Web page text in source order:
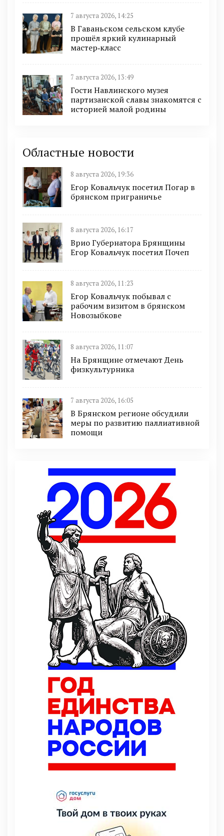
7 августа 2026, 14:25
В Гаваньском сельском клубе
прошёл яркий кулинарный
мастер‑класс
7 августа 2026, 13:49
Гости Навлинского музея
партизанской славы знакомятся с
историей малой родины
Областные новости
8 августа 2026, 19:36
Егор Ковальчук посетил Погар в
брянском приграничье
8 августа 2026, 16:17
Врио Губернатора Брянщины
Егор Ковальчук посетил Почеп
8 августа 2026, 11:23
Егор Ковальчук побывал с
рабочим визитом в брянском
Новозыбкове
8 августа 2026, 11:07
На Брянщине отмечают День
физкультурника
7 августа 2026, 16:05
В Брянском регионе обсудили
меры по развитию паллиативной
помощи